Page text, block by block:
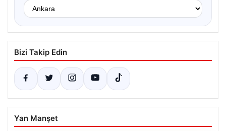
Bizi Takip Edin
Yan Manşet